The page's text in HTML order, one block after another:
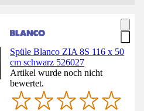
Spüle Blanco ZIA 8S 116 x 50
cm schwarz 526027
Artikel wurde noch nicht
bewertet.